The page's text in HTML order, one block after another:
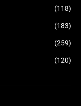
(118)
(183)
(259)
(120)